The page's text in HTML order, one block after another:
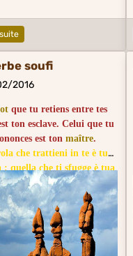
soufi
2016
que tu retiens entre tes
ton esclave. Celui que tu
est ton maître.
che trattieni in te è tua
; quella che ti sfugge è tua
padrona.